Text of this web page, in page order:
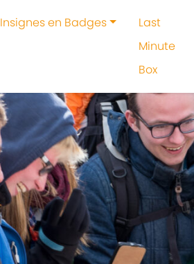
Insignes en Badges
Last
Minute
Box